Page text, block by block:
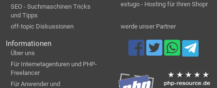
SEO - Suchmaschinen Tricks
und Tipps
off-topic Diskussionen
estugo - Hosting für Ihren Shopr
werde unser Partner
Informationen
Über uns
Für Internetagenturen und PHP-
Freelancer
Für Anwender und